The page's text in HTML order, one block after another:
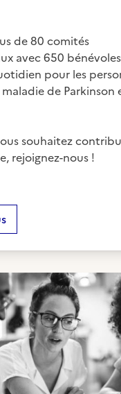
de 80 comités
avec 650
pour les
de Parkinson
souhaitez
rejoignez-nous !